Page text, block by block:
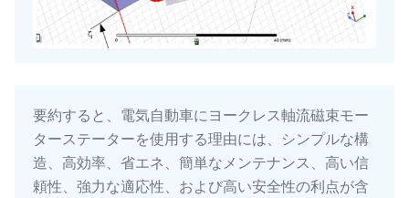
要約すると、電気自動車にヨークレス軸流磁束モー
ターステーターを使用する理由には、シンプルな構
造、高効率、省エネ、簡単なメンテナンス、高い信
頼性、強力な適応性、および高い安全性の利点が含